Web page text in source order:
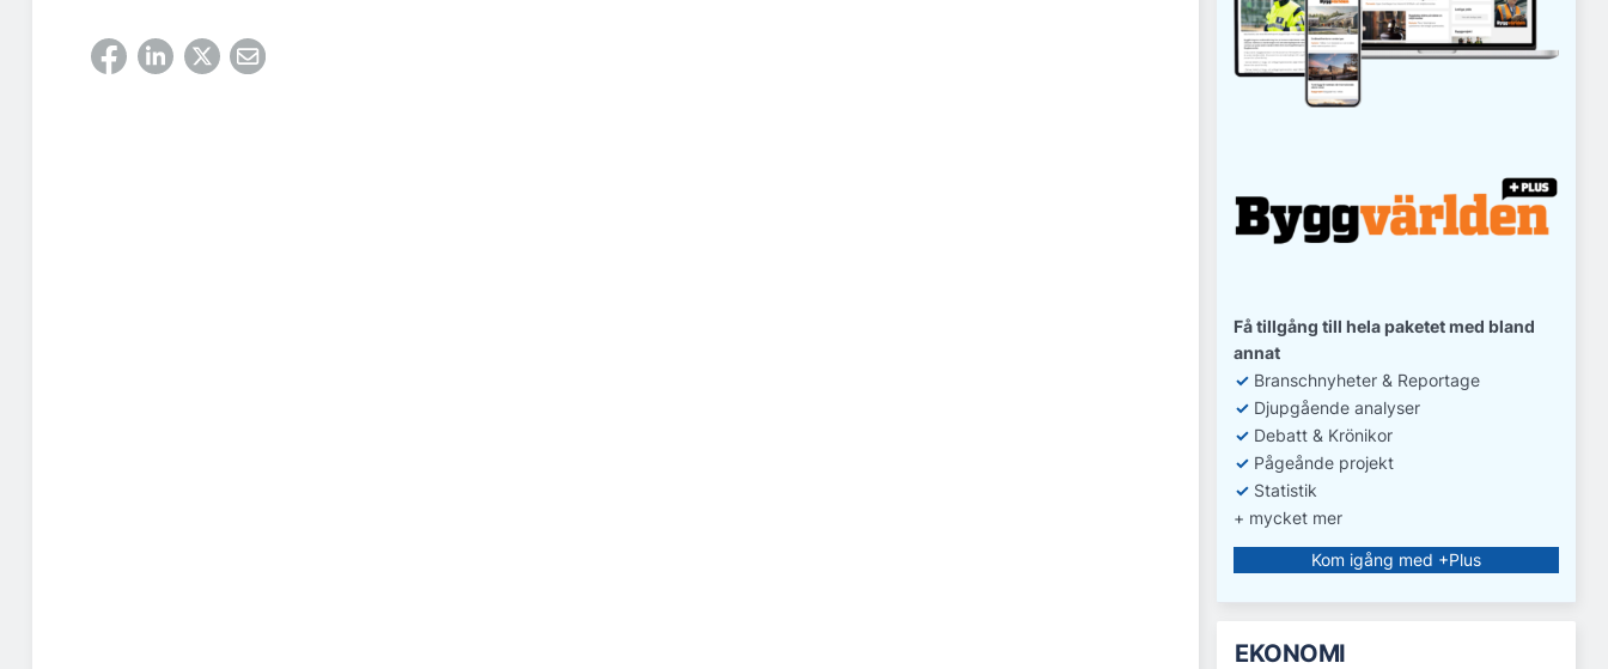
Få tillgång till hela paketet med bland
annat
✓ Branschnyheter & Reportage
✓ Djupgående analyser
✓ Debatt & Krönikor
✓ Pågeånde projekt
✓ Statistik
+ mycket mer
Kom igång med +Plus
EKONOMI